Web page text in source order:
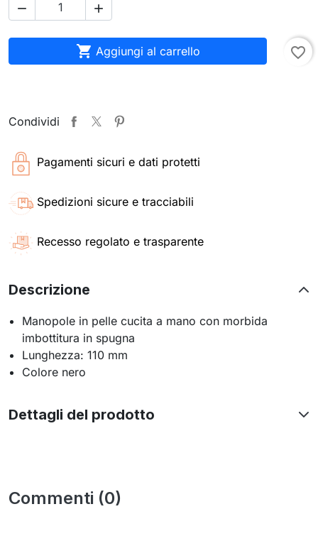
 
 Aggiungi al carrello favorite_border
Condividi
Pagamenti sicuri e dati protetti
Spedizioni sicure e tracciabili
Recesso regolato e trasparente
Descrizione
Manopole in pelle cucita a mano con morbida
imbottitura in spugna
Lunghezza: 110 mm
Colore nero
Dettagli del prodotto
Commenti (0)